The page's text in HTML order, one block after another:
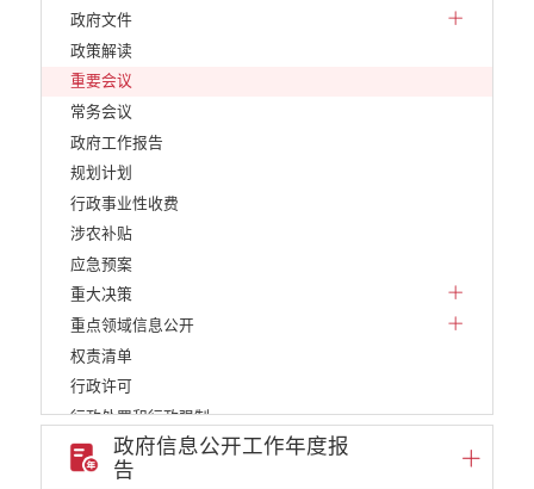
政府文件
政策解读
重要会议
常务会议
政府工作报告
规划计划
行政事业性收费
涉农补贴
应急预案
重大决策
重点领域信息公开
权责清单
行政许可
行政处罚和行政强制
减税降费
稳岗就业
政府信息公开工作年度报
告